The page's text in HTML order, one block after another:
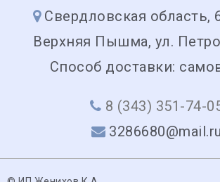
Свердловская область,
Верхняя Пышма, ул.
Способ доставки:
8 (343) 351-74-
3286680@mail.ru